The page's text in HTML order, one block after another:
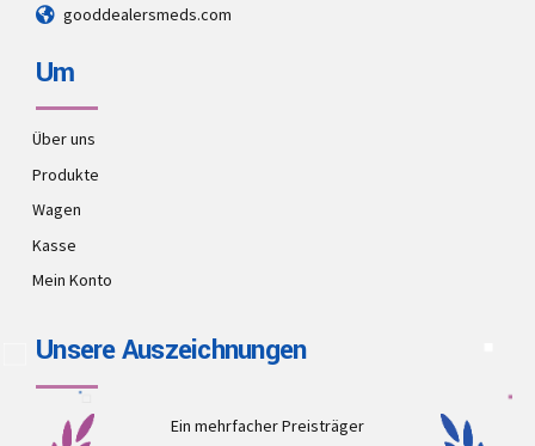
gooddealersmeds.com
Um
Über uns
Produkte
Wagen
Kasse
Mein Konto
Unsere Auszeichnungen
Ein mehrfacher Preisträger